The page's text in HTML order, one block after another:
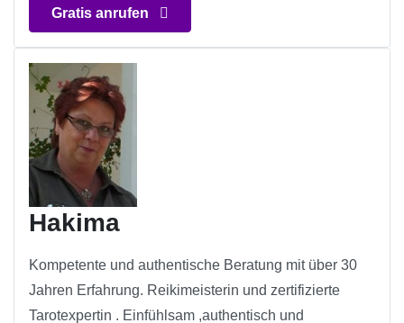
Gratis anrufen
Hakima
Kompetente und authentische Beratung mit über 30
Jahren Erfahrung. Reikimeisterin und zertifizierte
Tarotexpertin . Einfühlsam ,authentisch und